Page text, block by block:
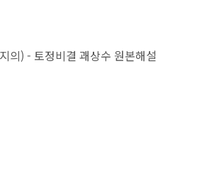
의) - 토정비결 괘상수 원본해설